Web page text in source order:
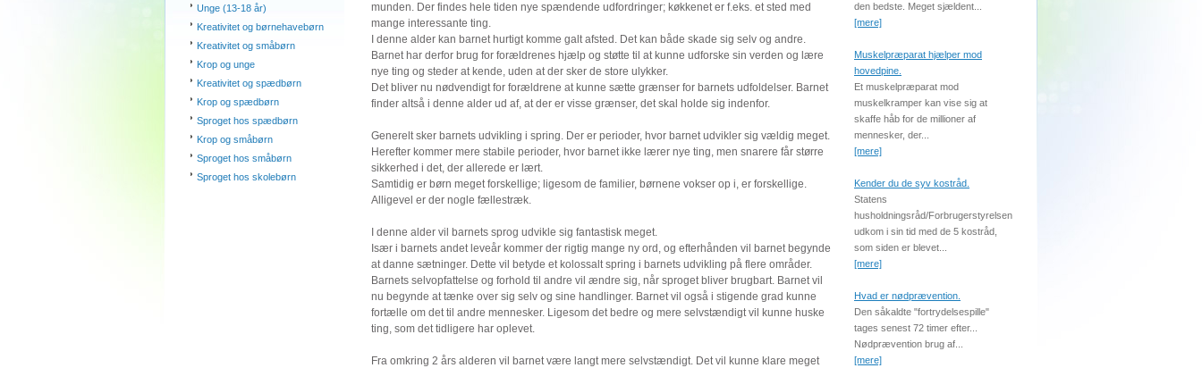
Unge (13-18 år)
Kreativitet og børnehavebørn
Kreativitet og småbørn
Krop og unge
Kreativitet og spædbørn
Krop og spædbørn
Sproget hos spædbørn
Krop og småbørn
Sproget hos småbørn
Sproget hos skolebørn
munden. Der findes hele tiden nye spændende udfordringer; køkkenet er f.eks. et sted med
mange interessante ting.
I denne alder kan barnet hurtigt komme galt afsted. Det kan både skade sig selv og andre.
Barnet har derfor brug for forældrenes hjælp og støtte til at kunne udforske sin verden og lære
nye ting og steder at kende, uden at der sker de store ulykker.
Det bliver nu nødvendigt for forældrene at kunne sætte grænser for barnets udfoldelser. Barnet
finder altså i denne alder ud af, at der er visse grænser, det skal holde sig indenfor.
Generelt sker barnets udvikling i spring. Der er perioder, hvor barnet udvikler sig vældig meget.
Herefter kommer mere stabile perioder, hvor barnet ikke lærer nye ting, men snarere får større
sikkerhed i det, der allerede er lært.
Samtidig er børn meget forskellige; ligesom de familier, børnene vokser op i, er forskellige.
Alligevel er der nogle fællestræk.
I denne alder vil barnets sprog udvikle sig fantastisk meget.
Især i barnets andet leveår kommer der rigtig mange ny ord, og efterhånden vil barnet begynde
at danne sætninger. Dette vil betyde et kolossalt spring i barnets udvikling på flere områder.
Barnets selvopfattelse og forhold til andre vil ændre sig, når sproget bliver brugbart. Barnet vil
nu begynde at tænke over sig selv og sine handlinger. Barnet vil også i stigende grad kunne
fortælle om det til andre mennesker. Ligesom det bedre og mere selvstændigt vil kunne huske
ting, som det tidligere har oplevet.
Fra omkring 2 års alderen vil barnet være langt mere selvstændigt. Det vil kunne klare meget
den bedste. Meget sjældent...
[mere]
Muskelpræparat hjælper mod
hovedpine.
Et muskelpræparat mod
muskelkramper kan vise sig at
skaffe håb for de millioner af
mennesker, der...
[mere]
Kender du de syv kostråd.
Statens
husholdningsråd/Forbrugerstyrelsen
udkom i sin tid med de 5 kostråd,
som siden er blevet...
[mere]
Hvad er nødprævention.
Den såkaldte "fortrydelsespille"
tages senest 72 timer efter...
Nødprævention brug af...
[mere]